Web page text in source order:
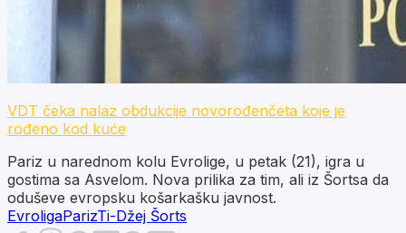
VDT čeka nalaz obdukcije novorođenčeta koje je
rođeno kod kuće
Pariz u narednom kolu Evrolige, u petak (21), igra u
gostima sa Asvelom. Nova prilika za tim, ali iz Šortsa da
oduševe evropsku košarkašku javnost.
EvroligaParizTi-Džej Šorts